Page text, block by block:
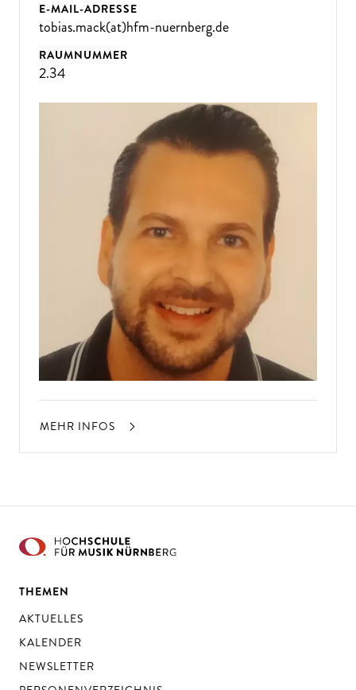
E-MAIL-ADRESSE
tobias.mack(at)hfm-nuernberg.de
RAUMNUMMER
2.34
MEHR INFOS
THEMEN
AKTUELLES
KALENDER
NEWSLETTER